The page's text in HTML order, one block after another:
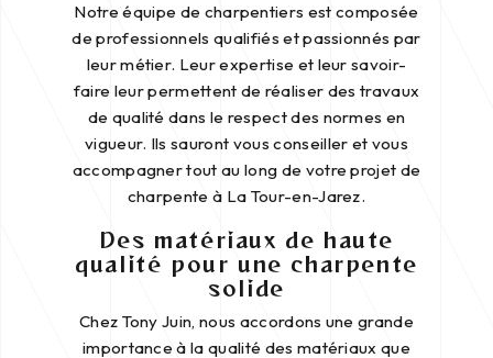
Notre équipe de charpentiers est composée
de professionnels qualifiés et passionnés par
leur métier. Leur expertise et leur savoir-
faire leur permettent de réaliser des travaux
de qualité dans le respect des normes en
vigueur. Ils sauront vous conseiller et vous
accompagner tout au long de votre projet de
charpente à La Tour-en-Jarez.
Des matériaux de haute
qualité pour une charpente
solide
Chez Tony Juin, nous accordons une grande
importance à la qualité des matériaux que